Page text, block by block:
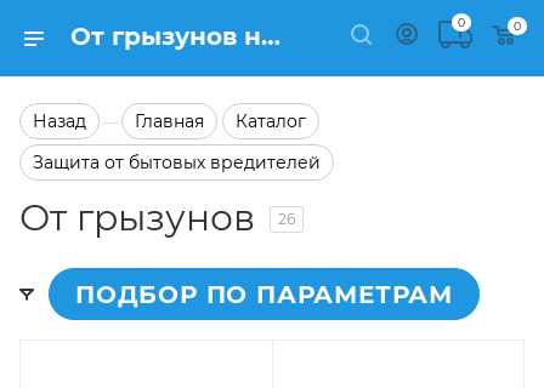
От грызунов на сайте Semfart.ru 0
0
Назад — Главная
Каталог
Защита от бытовых вредителей
От грызунов 26
ПОДБОР ПО ПАРАМЕТРАМ